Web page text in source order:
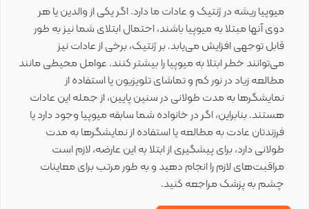
میوپیا ریشه در ژنتیک و عادات ما دارد. اگر یکی از والدین یا هر
دوی آنها مبتلا به میوپیا باشند، احتمال ابتلای شما نیز به طور
قابل توجهی افزایش می‌یابد. بر ژنتیک، برخی از عادات نیز
می‌توانند خطر ابتلا به میوپیا را بیشتر کنند. عوامل محیطی مانند
مطالعه زیاد در نور کم و تماشای تلویزیون یا استفاده از
نمایشگرها به مدت طولانی در سنین پایین، از جمله این عادات
هستند. بنابراین، اگر در خانواده شما سابقه میوپیا وجود دارد یا
فرزندتان عادت به مطالعه یا استفاده از نمایشگرها به مدت
طولانی دارد، برای پیشگیری از ابتلا به این عارضه، لازم است
مراقبت‌های لازم را انجام دهید و به طور مرتب برای معاینات
چشم به پزشک مراجعه کنید.